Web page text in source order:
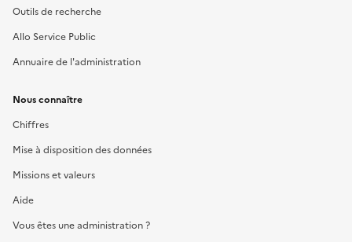
Outils de recherche
Allo Service Public
Annuaire de l'administration
Nous connaître
Chiffres
Mise à disposition des données
Missions et valeurs
Aide
Vous êtes une administration ?